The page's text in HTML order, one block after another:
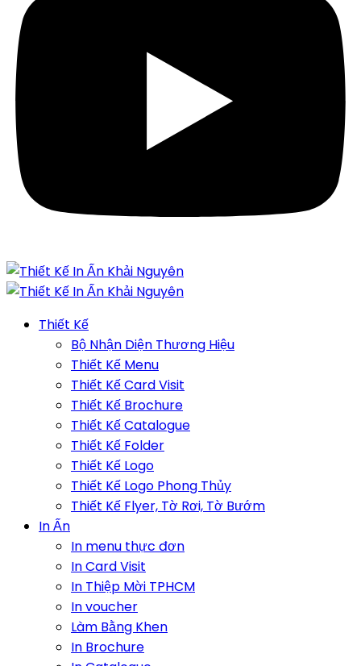
Thiết Kế
Bộ Nhận Diện Thương Hiệu
Thiết Kế Menu
Thiết Kế Card Visit
Thiết Kế Brochure
Thiết Kế Catalogue
Thiết Kế Folder
Thiết Kế Logo
Thiết Kế Logo Phong Thủy
Thiết Kế Flyer, Tờ Rơi, Tờ Bướm
In Ấn
In menu thực đơn
In Card Visit
In Thiệp Mời TPHCM
In voucher
Làm Bằng Khen
In Brochure